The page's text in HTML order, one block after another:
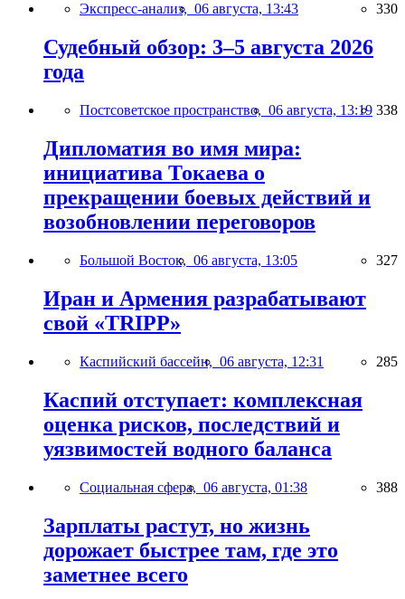
Экспресс-анализ, 06 августа, 13:43 330
Судебный обзор: 3–5 августа 2026
года
Постсоветское пространство, 06 августа, 13:19 338
Дипломатия во имя мира:
инициатива Токаева о
прекращении боевых действий и
возобновлении переговоров
Большой Восток, 06 августа, 13:05 327
Иран и Армения разрабатывают
свой «TRIPP»
Каспийский бассейн, 06 августа, 12:31 285
Каспий отступает: комплексная
оценка рисков, последствий и
уязвимостей водного баланса
Социальная сфера, 06 августа, 01:38 388
Зарплаты растут, но жизнь
дорожает быстрее там, где это
заметнее всего